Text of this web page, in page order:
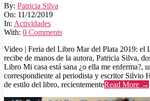
2019-
12-
11
By: Patricia Silva
On: 11/12/2019
In: Actividades
With: 0 Comments
Video | Feria del Libro Mar del Plata 2019: el
recibe de manos de la autora, Patricia Silva,
Libro Mi casa está sana ¿o ella me enferma?,
correspondiente al periodista y escritor Silvio
de estilo del libro, recientementeRead More →